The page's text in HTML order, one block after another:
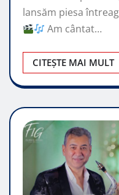
lansăm piesa
Am cântat…
CITEȘTE MAI MULT